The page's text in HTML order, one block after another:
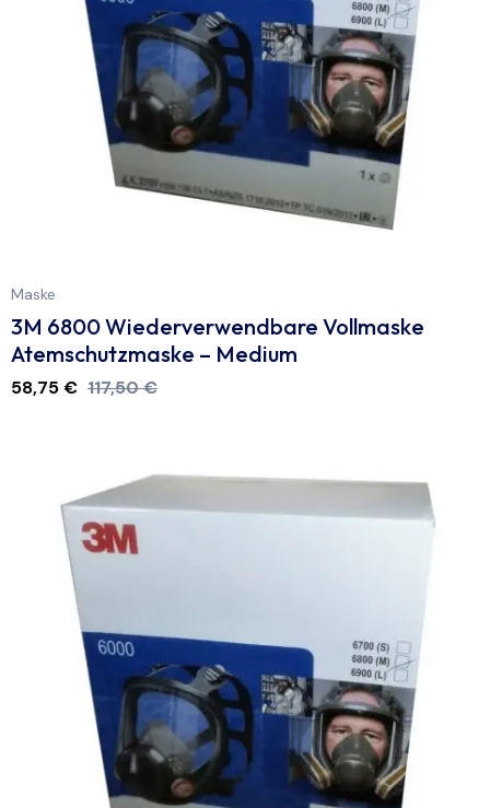
Maske
3M 6800 Wiederverwendbare Vollmaske
Atemschutzmaske – Medium
58,75€ 117,50€